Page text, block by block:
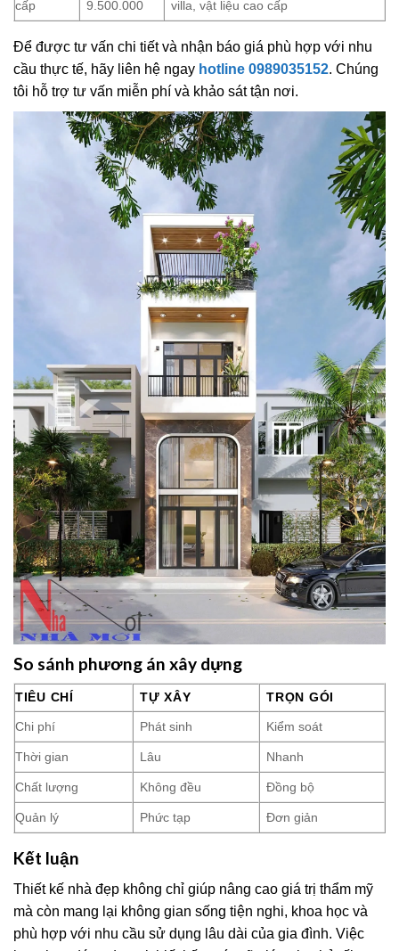
cấp 9.500.000 villa, vật liệu cao cấp
Để được tư vấn chi tiết và nhận báo giá phù hợp với nhu
cầu thực tế, hãy liên hệ ngay hotline 0989035152. Chúng
tôi hỗ trợ tư vấn miễn phí và khảo sát tận nơi.
So sánh phương án xây dựng
TIÊU CHÍ TỰ XÂY TRỌN GÓI
Chi phí Phát sinh Kiểm soát
Thời gian Lâu Nhanh
Chất lượng Không đều Đồng bộ
Quản lý Phức tạp Đơn giản
Kết luận
Thiết kế nhà đẹp không chỉ giúp nâng cao giá trị thẩm mỹ
mà còn mang lại không gian sống tiện nghi, khoa học và
phù hợp với nhu cầu sử dụng lâu dài của gia đình. Việc